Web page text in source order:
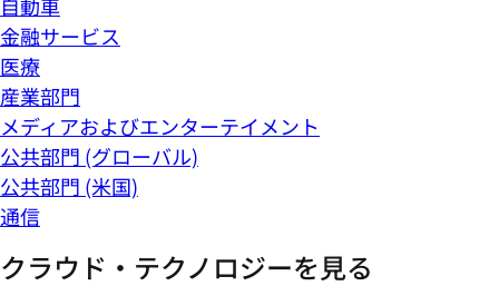
金融サービス
医療
産業部門
メディアおよびエンターテイメント
公共部門 (グローバル)
公共部門 (米国)
通信
クラウド・テクノロジーを見る